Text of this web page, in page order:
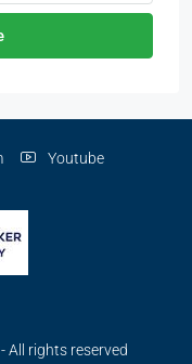
Youtube
All rights reserved